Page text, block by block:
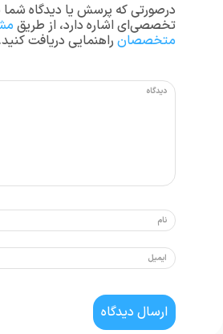
درصورتی که پرسش یا دیدگاه
تخصصی‌ای اشاره دارد، از طریق
متخصصان راهنمایی دریافت کنید.